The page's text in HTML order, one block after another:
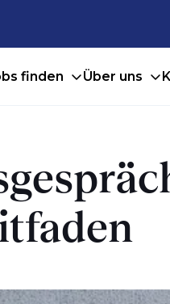
finden Über uns